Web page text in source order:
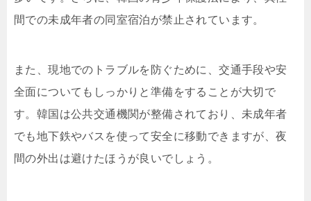
間での未成年者の同室宿泊が禁止されています。
また、現地でのトラブルを防ぐために、交通手段や安
全面についてもしっかりと準備をすることが大切で
す。韓国は公共交通機関が整備されており、未成年者
でも地下鉄やバスを使って安全に移動できますが、夜
間の外出は避けたほうが良いでしょう。